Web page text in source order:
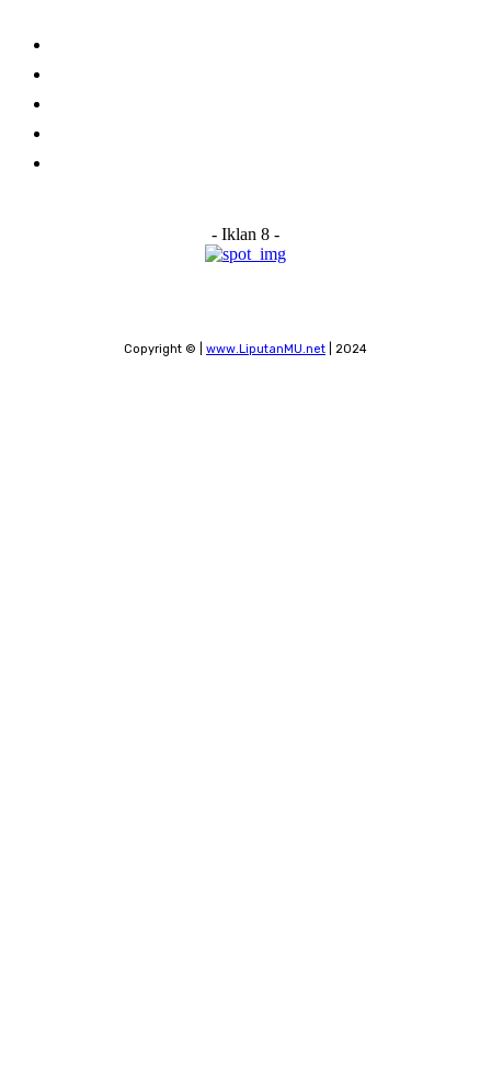
- Iklan 8 -
Copyright © | www.LiputanMU.net | 2024